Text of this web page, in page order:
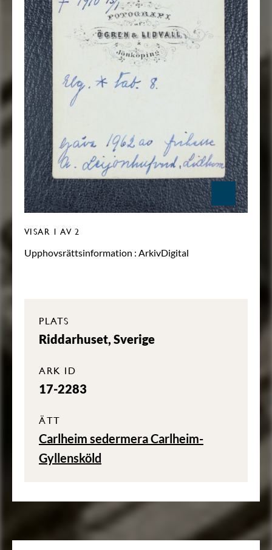
VISAR 1 AV 2
Upphovsrättsinformation : ArkivDigital
PLATS
Riddarhuset, Sverige
ARK ID
17-2283
ÄTT
Carlheim sedermera Carlheim-
Gyllensköld